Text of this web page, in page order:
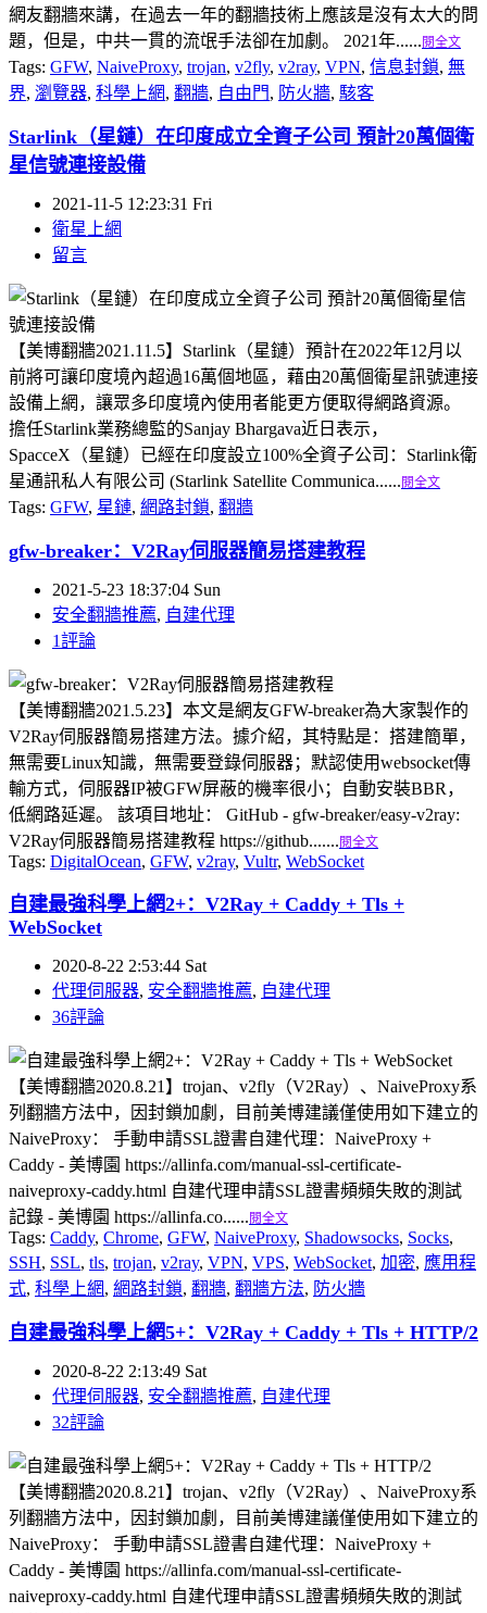
網友翻牆來講，在過去一年的翻牆技術上應該是沒有太大的問
題，但是，中共一貫的流氓手法卻在加劇。 2021年...... 閱全文
Tags: GFW, NaiveProxy, trojan, v2fly, v2ray, VPN, 信息封鎖, 無
界, 瀏覽器, 科學上網, 翻牆, 自由門, 防火牆, 駭客
Starlink（星鏈）在印度成立全資子公司 預計20萬個衛
星信號連接設備
2021-11-5 12:23:31 Fri
衛星上網
留言
【美博翻牆2021.11.5】Starlink（星鏈）預計在2022年12月以
前將可讓印度境內超過16萬個地區，藉由20萬個衛星訊號連接
設備上網，讓眾多印度境內使用者能更方便取得網路資源。
擔任Starlink業務總監的Sanjay Bhargava近日表示，
SpacceX（星鏈）已經在印度設立100%全資子公司：Starlink衛
星通訊私人有限公司 (Starlink Satellite Communica...... 閱全文
Tags: GFW, 星鏈, 網路封鎖, 翻牆
gfw-breaker：V2Ray伺服器簡易搭建教程
2021-5-23 18:37:04 Sun
安全翻牆推薦, 自建代理
1評論
【美博翻牆2021.5.23】本文是網友GFW-breaker為大家製作的
V2Ray伺服器簡易搭建方法。據介紹，其特點是：搭建簡單，
無需要Linux知識，無需要登錄伺服器；默認使用websocket傳
輸方式，伺服器IP被GFW屏蔽的機率很小；自動安裝BBR，
低網路延遲。 該項目地址： GitHub - gfw-breaker/easy-v2ray:
V2Ray伺服器簡易搭建教程 https://github....... 閱全文
Tags: DigitalOcean, GFW, v2ray, Vultr, WebSocket
自建最強科學上網2+：V2Ray + Caddy + Tls +
WebSocket
2020-8-22 2:53:44 Sat
代理伺服器, 安全翻牆推薦, 自建代理
36評論
【美博翻牆2020.8.21】trojan、v2fly（V2Ray）、NaiveProxy系
列翻牆方法中，因封鎖加劇，目前美博建議僅使用如下建立的
NaiveProxy： 手動申請SSL證書自建代理：NaiveProxy +
Caddy - 美博園 https://allinfa.com/manual-ssl-certificate-
naiveproxy-caddy.html 自建代理申請SSL證書頻頻失敗的測試
記錄 - 美博園 https://allinfa.co...... 閱全文
Tags: Caddy, Chrome, GFW, NaiveProxy, Shadowsocks, Socks,
SSH, SSL, tls, trojan, v2ray, VPN, VPS, WebSocket, 加密, 應用程
式, 科學上網, 網路封鎖, 翻牆, 翻牆方法, 防火牆
自建最強科學上網5+：V2Ray + Caddy + Tls + HTTP/2
2020-8-22 2:13:49 Sat
代理伺服器, 安全翻牆推薦, 自建代理
32評論
【美博翻牆2020.8.21】trojan、v2fly（V2Ray）、NaiveProxy系
列翻牆方法中，因封鎖加劇，目前美博建議僅使用如下建立的
NaiveProxy： 手動申請SSL證書自建代理：NaiveProxy +
Caddy - 美博園 https://allinfa.com/manual-ssl-certificate-
naiveproxy-caddy.html 自建代理申請SSL證書頻頻失敗的測試